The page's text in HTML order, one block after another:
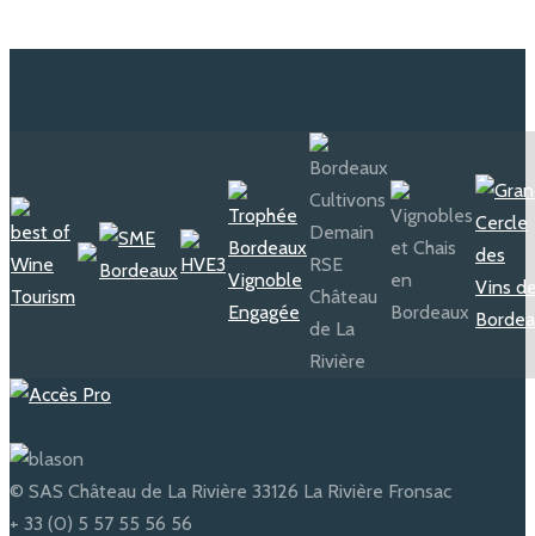
© SAS Château de La Rivière 33126 La Rivière Fronsac
+ 33 (0) 5 57 55 56 56